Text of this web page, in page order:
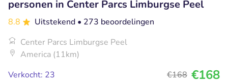
personen in Center Parcs Limburgse Peel
8.8 Uitstekend • 273 beoordelingen
Center Parcs Limburgse Peel
America (11km)
Verkocht: 23
€168 €168